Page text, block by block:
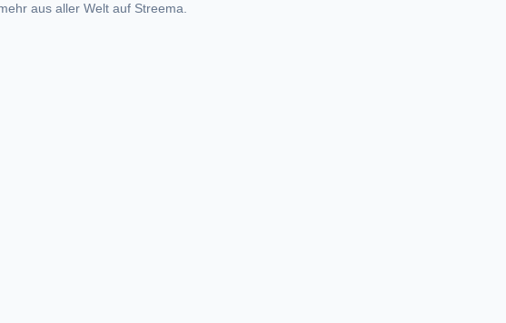
aus aller Welt auf Streema.